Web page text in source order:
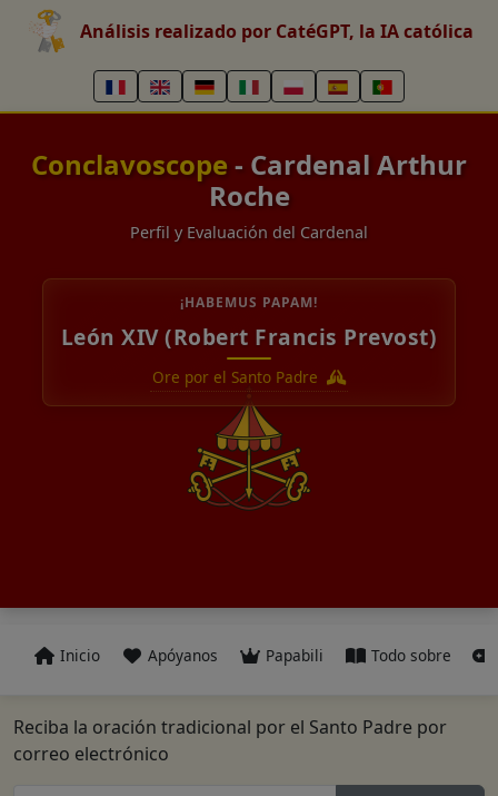
Análisis realizado por CatéGPT, la IA católica
Conclavoscope - Cardenal Arthur
Roche
Perfil y Evaluación del Cardenal
¡HABEMUS PAPAM!
León XIV (Robert Francis Prevost)
Ore por el Santo Padre
Inicio Apóyanos Papabili Todo sobre
Reciba la oración tradicional por el Santo Padre por
correo electrónico